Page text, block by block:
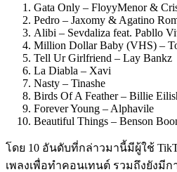
Gata Only – FloyyMenor &
Pedro – Jaxomy & Agatino
Alibi – Sevdaliza feat. Pabllo
Million Dollar Baby (VHS) –
Tell Ur Girlfriend – Lay Bankz
La Diabla – Xavi
Nasty – Tinashe
Birds Of A Feather – Billie
Forever Young – Alphavile
Beautiful Things – Benson
โดย 10 อันดับที่กล่าวมานี้มีผู้ใช้
เพลงเพื่อทำคอนเทนต์ รวมถึงยังมี